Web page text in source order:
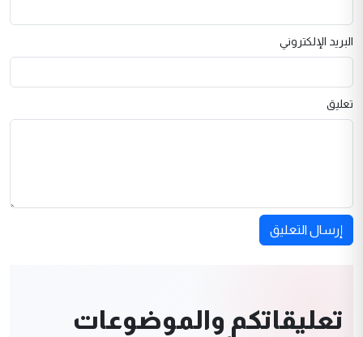
البريد الإلكتروني
تعليق
إرسال التعليق
تعليقاتكم والموضوعات